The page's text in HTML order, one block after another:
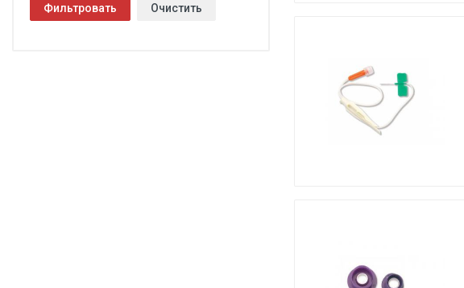
Вспомогательное оборудование
Фильтровать Очистить